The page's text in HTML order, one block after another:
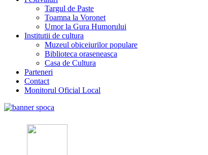
Targul de Paste
Toamna la Voronet
Umor la Gura Humorului
Institutii de cultura
Muzeul obiceiurilor populare
Biblioteca oraseneasca
Casa de Cultura
Parteneri
Contact
Monitorul Oficial Local